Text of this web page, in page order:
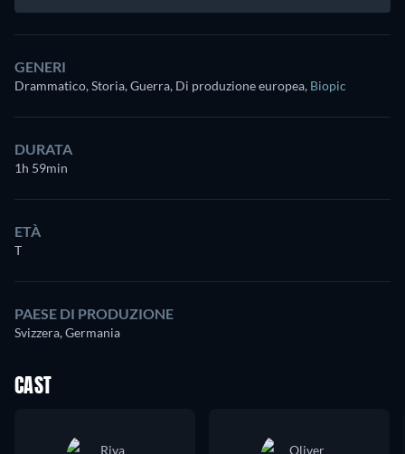
GENERI
Drammatico, Storia, Guerra, Di produzione europea, Biopic
DURATA
1h 59min
ETÀ
T
PAESE DI PRODUZIONE
Svizzera, Germania
CAST